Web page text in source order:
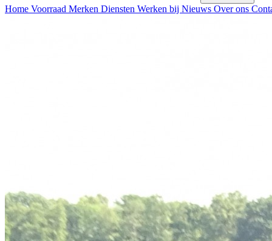
Home Voorraad Merken Diensten Werken bij Nieuws Over ons